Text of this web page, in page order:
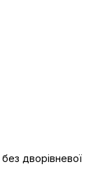
дворівневої